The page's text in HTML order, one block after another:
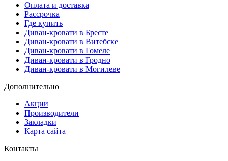
Оплата и доставка
Рассрочка
Где купить
Диван-кровати в Бресте
Диван-кровати в Витебске
Диван-кровати в Гомеле
Диван-кровати в Гродно
Диван-кровати в Могилеве
Дополнительно
Акции
Производители
Закладки
Карта сайта
Контакты